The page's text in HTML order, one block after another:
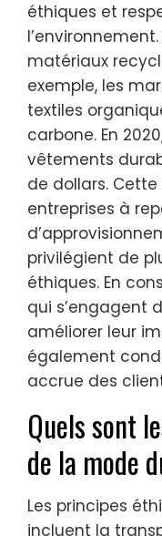
éthiques et
matériaux
exemple, les
textiles
carbone. En
vêtements
de dollars.
entreprises à
privilégient de
éthiques. En
qui s’engagent
améliorer leur
également
accrue des
Quels sont
de la mode
Les principes
incluent la